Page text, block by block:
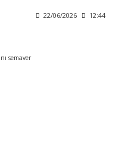
22/06/2026 12:44